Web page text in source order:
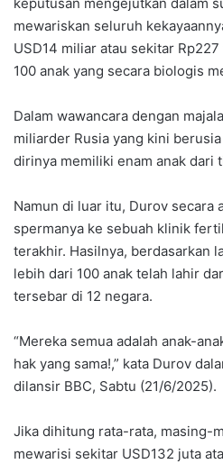
mewariskan seluruh
USD14 miliar atau sekitar
100 anak yang secara biologis
Dalam wawancara dengan
miliarder Rusia yang kini
dirinya memiliki enam anak dari
Namun di luar itu, Durov secara
spermanya ke sebuah klinik
terakhir. Hasilnya, berdasarkan
lebih dari 100 anak telah lahir
tersebar di 12 negara.
“Mereka semua adalah anak-
hak yang sama!,” kata Durov
dilansir BBC, Sabtu (21/6/2025).
Jika dihitung rata-rata, masing-
mewarisi sekitar USD132 juta